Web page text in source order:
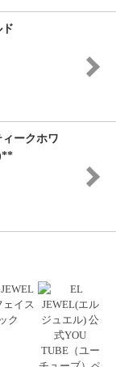
ークホワ